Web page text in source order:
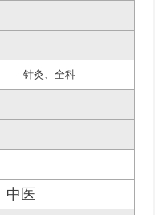
针灸、全科
中医